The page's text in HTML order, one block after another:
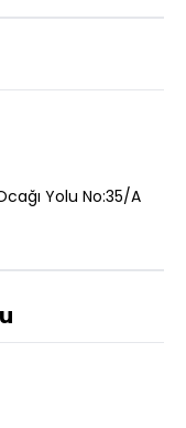
Yolu No:35/A